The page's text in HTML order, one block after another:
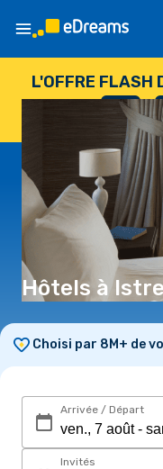
L'OFFRE FLASH
--
JOURS
:
Hôtels à
Choisi par 8M+ de
Arrivée / Départ
Invités